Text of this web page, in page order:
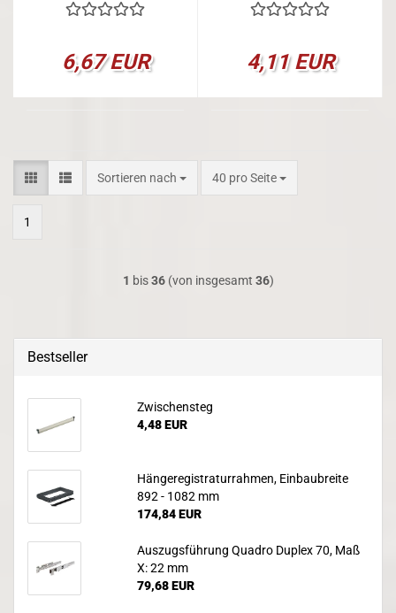
6,67 EUR 4,11 EUR
Sortieren nach
Sortieren nach 40 pro Seite
pro Seite
1
1 bis36(von insgesamt 36)
Bestseller
Zwischensteg
4,48 EUR
Hängeregistraturrahmen, Einbaubreite
892 - 1082 mm
174,84 EUR
Auszugsführung Quadro Duplex 70, Maß
X: 22 mm
79,68 EUR